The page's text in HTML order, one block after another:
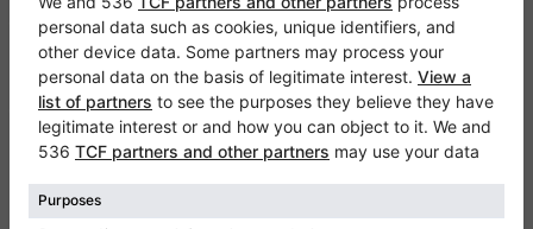
Częste pytania
Kontakt
O nas
Dodaj opinie
Regulamin